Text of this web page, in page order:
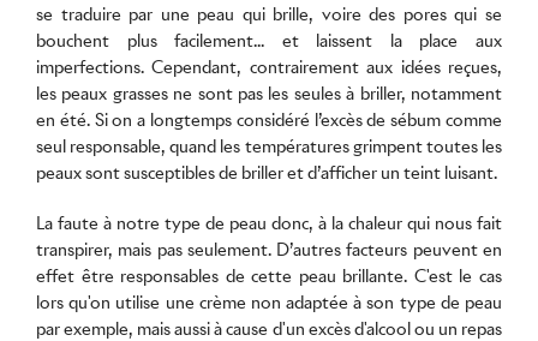
se traduire par une peau qui brille, voire des pores qui se
bouchent plus facilement... et laissent la place aux
imperfections. Cependant, contrairement aux idées reçues,
les peaux grasses ne sont pas les seules à briller, notamment
en été. Si on a longtemps considéré l’excès de sébum comme
seul responsable, quand les températures grimpent toutes les
peaux sont susceptibles de briller et d’afficher un teint luisant.
La faute à notre type de peau donc, à la chaleur qui nous fait
transpirer, mais pas seulement. D’autres facteurs peuvent en
effet être responsables de cette peau brillante. C'est le cas
lors qu'on utilise une crème non adaptée à son type de peau
par exemple, mais aussi à cause d'un excès d'alcool ou un repas